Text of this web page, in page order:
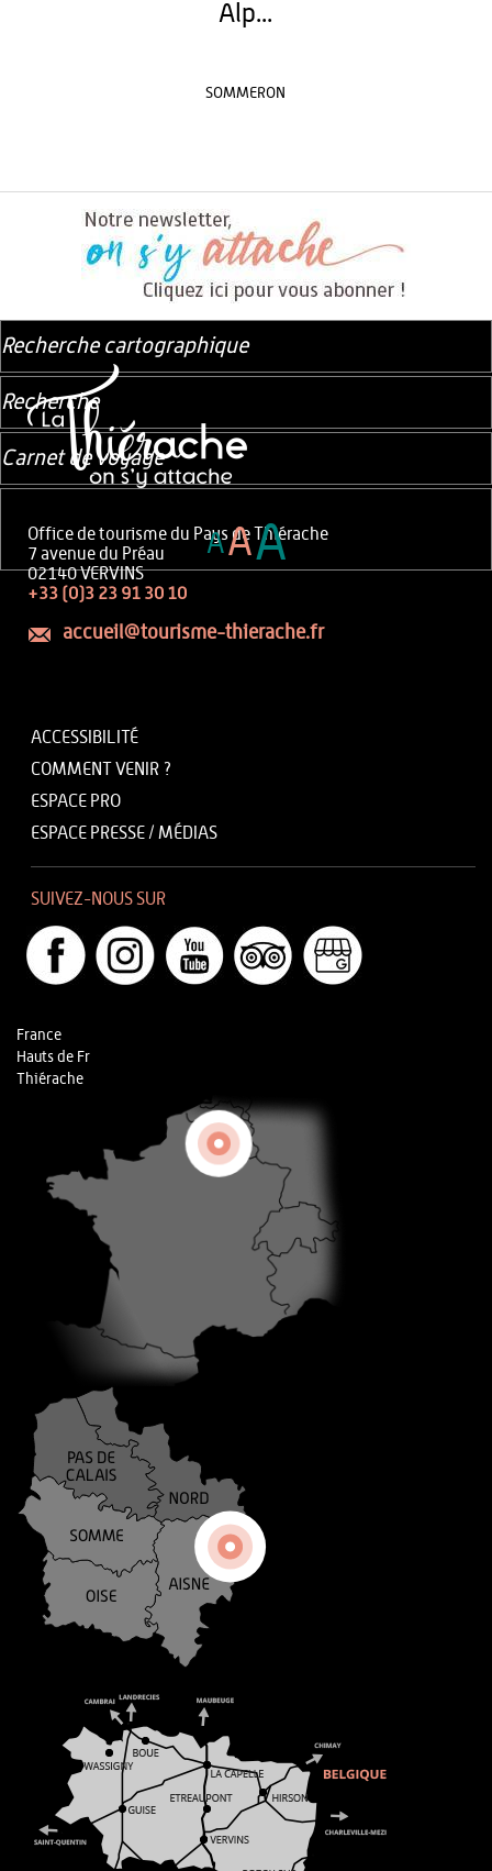
Alp...
SOMMERON
Office de tourisme du Pays de Thiérache
7 avenue du Préau
02140 VERVINS
+33 (0)3 23 91 30 10
accueil@tourisme-thierache.fr
ACCESSIBILITÉ
COMMENT VENIR ?
ESPACE PRO
ESPACE PRESSE / MÉDIAS
SUIVEZ-NOUS SUR
France
Hauts de Fr
Thiérache
Recherche cartographique
Recherche
Carnet de voyage
AAA